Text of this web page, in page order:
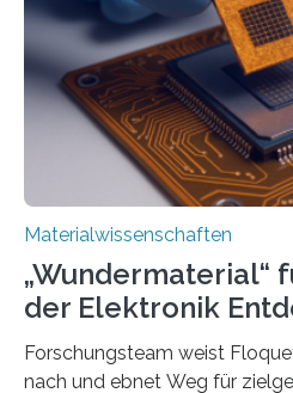
Vanderbilt und dem Fritz-
Professor für Maschinenbau
interdisziplinären
Materialwissenschaften an
und Alexander Paarmann
leiteten ein internationales
Materialwissenschaften
„Wundermaterial“
der Elektronik
Forschungsteam weist
nach und ebnet Weg für